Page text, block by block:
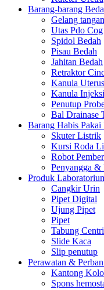
Barang-barang
Gelang tangan
Utas Pdo Cog
Spidol Bedah
Pisau Bedah
Jahitan Bedah
Retraktor
Kanula
Kanula
Penutup
Bal Drainase
Barang Habis Pakai
Skuter Listrik
Kursi Roda
Robot
Penyangga &
Produk
Cangkir Urin
Pipet Digital
Ujung Pipet
Pipet
Tabung
Slide Kaca
Slip penutup
Perawatan &
Kantong
Spons